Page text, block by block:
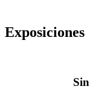
Exposiciones